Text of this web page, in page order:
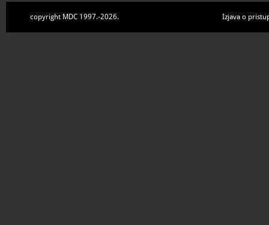
copyright MDC 1997.-2026. Izjava o